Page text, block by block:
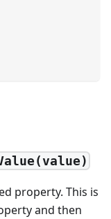
property. This is
and then